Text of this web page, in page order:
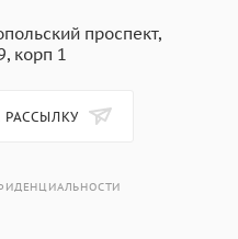
415 В)
проспект,
корп 1